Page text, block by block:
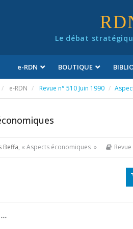
Le débat
e-RDN BOUTIQUE
e-RDN Revue n° 510 Juin 1990
Beffa, « Aspects économiques »